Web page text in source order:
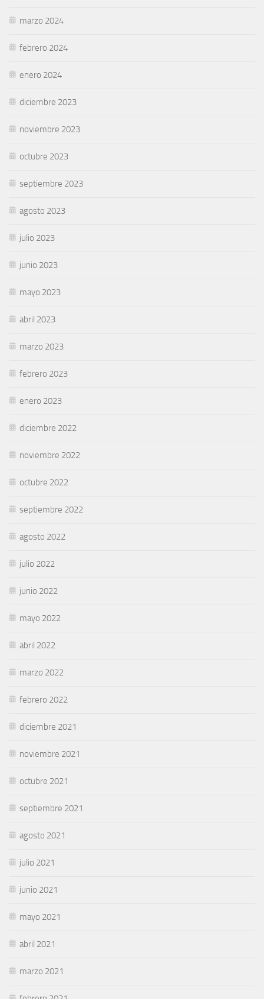
marzo 2024
febrero 2024
enero 2024
diciembre 2023
noviembre 2023
octubre 2023
septiembre 2023
agosto 2023
julio 2023
junio 2023
mayo 2023
abril 2023
marzo 2023
febrero 2023
enero 2023
diciembre 2022
noviembre 2022
octubre 2022
septiembre 2022
agosto 2022
julio 2022
junio 2022
mayo 2022
abril 2022
marzo 2022
febrero 2022
diciembre 2021
noviembre 2021
octubre 2021
septiembre 2021
agosto 2021
julio 2021
junio 2021
mayo 2021
abril 2021
marzo 2021